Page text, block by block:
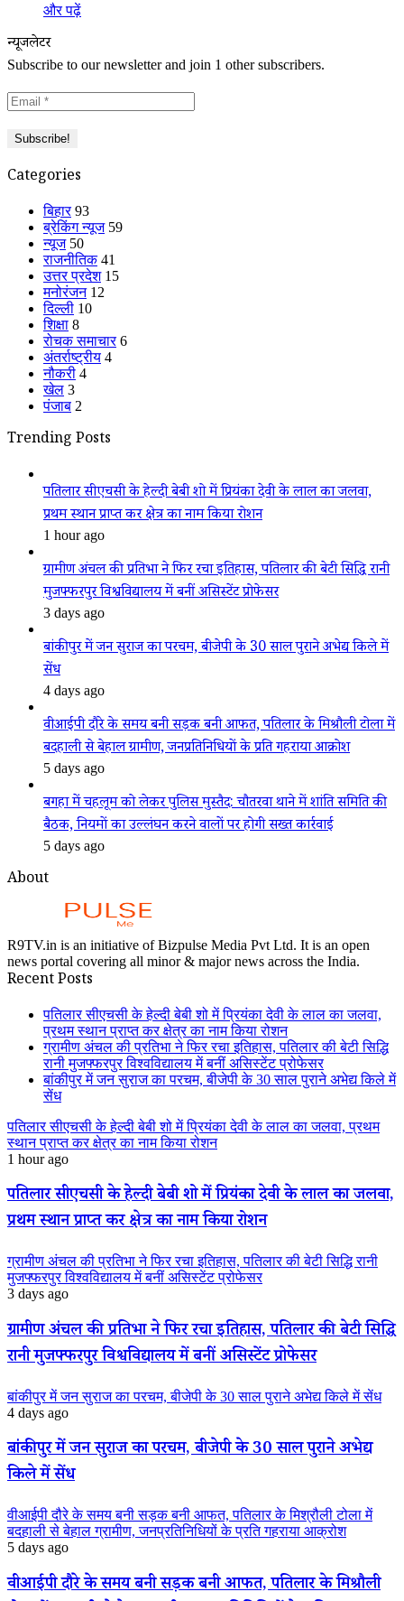
और पढ़ें
न्यूजलेटर
Subscribe to our newsletter and join 1 other subscribers.
Categories
बिहार 93
ब्रेकिंग न्यूज 59
न्यूज 50
राजनीतिक 41
उत्तर प्रदेश 15
मनोरंजन 12
दिल्ली 10
शिक्षा 8
रोचक समाचार 6
अंतर्राष्ट्रीय 4
नौकरी 4
खेल 3
पंजाब 2
Trending Posts
पतिलार सीएचसी के हेल्दी बेबी शो में प्रियंका देवी के लाल का जलवा,
प्रथम स्थान प्राप्त कर क्षेत्र का नाम किया रोशन
1 hour ago
ग्रामीण अंचल की प्रतिभा ने फिर रचा इतिहास, पतिलार की बेटी सिद्धि रानी
मुजफ्फरपुर विश्वविद्यालय में बनीं असिस्टेंट प्रोफेसर
3 days ago
बांकीपुर में जन सुराज का परचम, बीजेपी के 30 साल पुराने अभेद्य किले में
सेंध
4 days ago
वीआईपी दौरे के समय बनी सड़क बनी आफत, पतिलार के मिश्रौली टोला में
बदहाली से बेहाल ग्रामीण, जनप्रतिनिधियों के प्रति गहराया आक्रोश
5 days ago
बगहा में चहलूम को लेकर पुलिस मुस्तैद: चौतरवा थाने में शांति समिति की
बैठक, नियमों का उल्लंघन करने वालों पर होगी सख्त कार्रवाई
5 days ago
About
R9TV.in is an initiative of Bizpulse Media Pvt Ltd. It is an open
news portal covering all minor & major news across the India.
Recent Posts
पतिलार सीएचसी के हेल्दी बेबी शो में प्रियंका देवी के लाल का जलवा,
प्रथम स्थान प्राप्त कर क्षेत्र का नाम किया रोशन
ग्रामीण अंचल की प्रतिभा ने फिर रचा इतिहास, पतिलार की बेटी सिद्धि
रानी मुजफ्फरपुर विश्वविद्यालय में बनीं असिस्टेंट प्रोफेसर
बांकीपुर में जन सुराज का परचम, बीजेपी के 30 साल पुराने अभेद्य किले में
सेंध
पतिलार सीएचसी के हेल्दी बेबी शो में प्रियंका देवी के लाल का जलवा, प्रथम
स्थान प्राप्त कर क्षेत्र का नाम किया रोशन
1 hour ago
पतिलार सीएचसी के हेल्दी बेबी शो में प्रियंका देवी के लाल का जलवा,
प्रथम स्थान प्राप्त कर क्षेत्र का नाम किया रोशन
ग्रामीण अंचल की प्रतिभा ने फिर रचा इतिहास, पतिलार की बेटी सिद्धि रानी
मुजफ्फरपुर विश्वविद्यालय में बनीं असिस्टेंट प्रोफेसर
3 days ago
ग्रामीण अंचल की प्रतिभा ने फिर रचा इतिहास, पतिलार की बेटी सिद्धि
रानी मुजफ्फरपुर विश्वविद्यालय में बनीं असिस्टेंट प्रोफेसर
बांकीपुर में जन सुराज का परचम, बीजेपी के 30 साल पुराने अभेद्य किले में सेंध
4 days ago
बांकीपुर में जन सुराज का परचम, बीजेपी के 30 साल पुराने अभेद्य
किले में सेंध
वीआईपी दौरे के समय बनी सड़क बनी आफत, पतिलार के मिश्रौली टोला में
बदहाली से बेहाल ग्रामीण, जनप्रतिनिधियों के प्रति गहराया आक्रोश
5 days ago
वीआईपी दौरे के समय बनी सड़क बनी आफत, पतिलार के मिश्रौली